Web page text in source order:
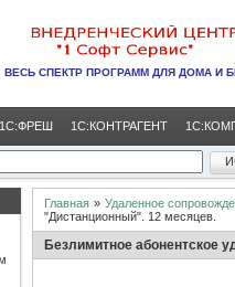
ВЕСЬ СПЕКТР ПРОГРАММ ДЛЯ ДОМА И
1С:ФРЕШ 1С:КОНТРАГЕНТ
Главная » Удаленное
"Дистанционный". 12 месяцев.
Безлимитное абонентское